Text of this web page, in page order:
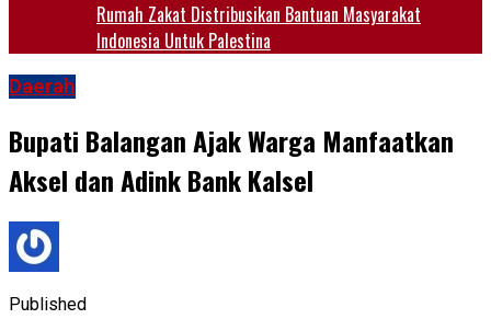
Rumah Zakat Distribusikan Bantuan Masyarakat
Indonesia Untuk Palestina
Daerah
Bupati Balangan Ajak Warga Manfaatkan
Aksel dan Adink Bank Kalsel
Published